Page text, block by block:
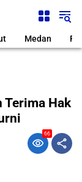
Medan
Terima Hak
66